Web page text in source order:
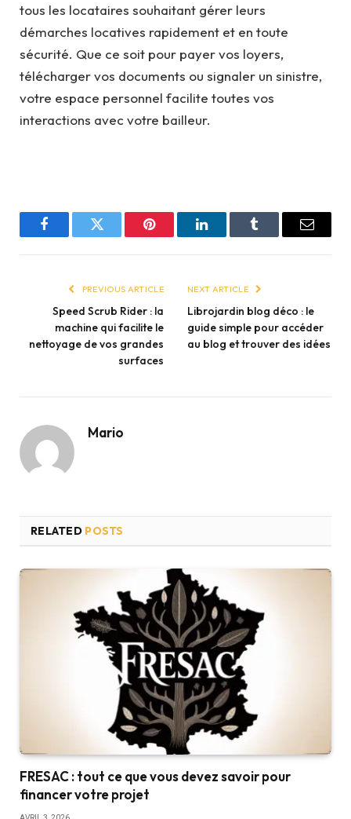
tous les locataires souhaitant gérer leurs
démarches locatives rapidement et en toute
sécurité. Que ce soit pour payer vos loyers,
télécharger vos documents ou signaler un sinistre,
votre espace personnel facilite toutes vos
interactions avec votre bailleur.
FacebookTwitter Pinterest LinkedInTumblr Email
PREVIOUS ARTICLE
Speed Scrub Rider : la
machine qui facilite le
nettoyage de vos grandes
surfaces
NEXT ARTICLE
Librojardin blog déco : le
guide simple pour accéder
au blog et trouver des idées
Mario
RELATED POSTS
FRESAC : tout ce que vous devez savoir pour
financer votre projet